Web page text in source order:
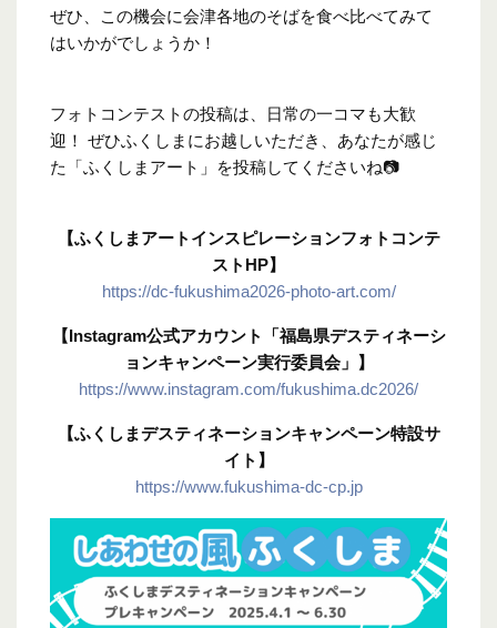
ぜひ、この機会に会津各地のそばを食べ比べてみて
はいかがでしょうか！
フォトコンテストの投稿は、日常の一コマも大歓
迎！ ぜひふくしまにお越しいただき、あなたが感じ
た「ふくしまアート」を投稿してくださいね📷
【ふくしまアートインスピレーションフォトコンテ
ストHP】
https://dc-fukushima2026-photo-art.com/
【Instagram公式アカウント「福島県デスティネーシ
ョンキャンペーン実行委員会」】
https://www.instagram.com/fukushima.dc2026/
【ふくしまデスティネーションキャンペーン特設サ
イト】
https://www.fukushima-dc-cp.jp